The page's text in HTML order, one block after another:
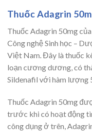
Thuốc Adagrin
Thuốc Adagrin 50mg
Công nghệ Sinh học –
Việt Nam. Đây là thuốc
loạn cương dương, có
Sildenafil với hàm lượng
Thuốc Adagrin 50mg
trước khi có hoạt động
công dụng ở trên,